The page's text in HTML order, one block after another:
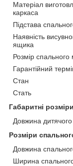
Матеріал
каркаса
Підстава
Наявність
ящика
Розмір спального
Гарантійний
Стан
Стать
Габаритні
Довжина дитячого
Розміри
Довжина
Ширина